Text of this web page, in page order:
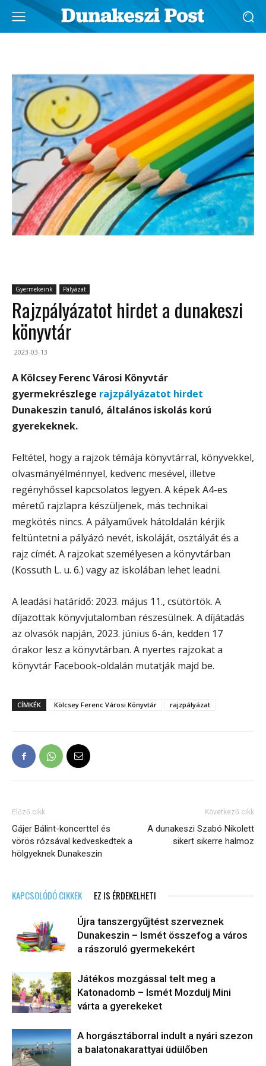
Gyermekeink Pályázat
Rajzpályázatot hirdet a dunakeszi
könyvtár
2023-03-13
A Kölcsey Ferenc Városi Könyvtár
gyermekrészlege rajzpályázatot hirdet
Dunakeszin tanuló, általános iskolás korú
gyerekeknek.
Feltétel, hogy a rajzok témája könyvtárral, könyvekkel,
olvasmányélménnyel, kedvenc mesével, illetve
regényhőssel kapcsolatos legyen. A képek A4-es
méretű rajzlapra készüljenek, más technikai
megkötés nincs. A pályaművek hátoldalán kérjik
feltüntetni a pályázó nevét, iskoláját, osztályát és a
rajz címét. A rajzokat személyesen a könyvtárban
(Kossuth L. u. 6.) vagy az iskolában lehet leadni.
A leadási határidő: 2023. május 11., csütörtök. A
díjazottak könyvjutalomban részesülnek. A díjátadás
az olvasók napján, 2023. június 6-án, kedden 17
órakor lesz a könyvtárban. A nyertes rajzokat a
könyvtár Facebook-oldalán mutatják majd be.
CÍMKÉK Kölcsey Ferenc Városi Könyvtár rajzpályázat
Előző cikk
Gájer Bálint-koncerttel és
vörös rózsával kedveskedtek a
hölgyeknek Dunakeszin
Következő cikk
A dunakeszi Szabó Nikolett
sikert sikerre halmoz
KAPCSOLÓDÓ CIKKEK EZ IS ÉRDEKELHETI
Újra tanszergyűjtést szerveznek
Dunakeszin – Ismét összefog a város
a rászoruló gyermekekért
Játékos mozgással telt meg a
Katonadomb – Ismét Mozdulj Mini
várta a gyerekeket
A horgásztáborral indult a nyári szezon
a balatonakarattyai üdülőben